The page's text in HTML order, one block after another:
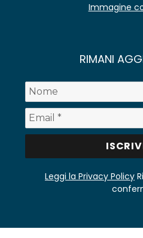
Immagine
RIMANI
Leggi la Privacy Policy